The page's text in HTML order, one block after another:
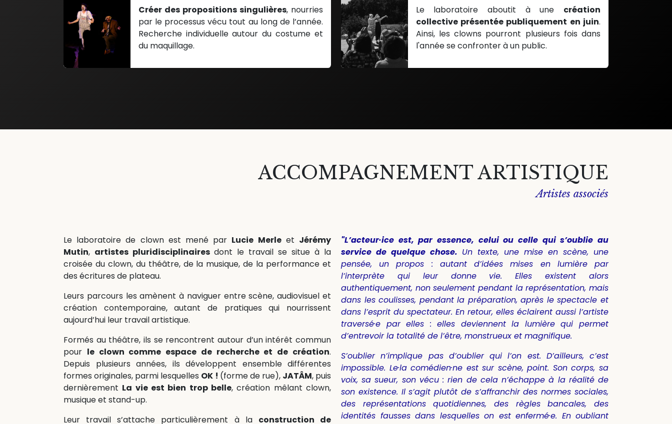
Créer des propositions singulières, nourries
par le processus vécu tout au long de l’année.
Recherche individuelle autour du costume et
du maquillage.
Le laboratoire aboutit à une création
collective présentée publiquement en juin.
Ainsi, les clowns pourront plusieurs fois dans
l'année se confronter à un public.
ACCOMPAGNEMENT ARTISTIQUE
Artistes associés
Le laboratoire de clown est mené par Lucie Merleet Jérémy
Mutin, artistes pluridisciplinaires dont le travail se situe à la
croisée du clown, du théâtre, de la musique, de la performance et
des écritures de plateau.
Leurs parcours les amènent à naviguer entre scène, audiovisuel et
création contemporaine, autant de pratiques qui nourrissent
aujourd’hui leur travail artistique.
Formés au théâtre, ils se rencontrent autour d’un intérêt commun
pour le clown comme espace de recherche et de création.
Depuis plusieurs années, ils développent ensemble différentes
formes originales, parmi lesquelles OK ! (forme de rue), JATÂM, puis
dernièrement La vie est bien trop belle, création mêlant clown,
musique et stand-up.
Leur travail s’attache particulièrement à la construction de
"L’acteur·ice est, par essence, celui ou celle qui s’oublie au
service de quelque chose. Un texte, une mise en scène, une
pensée, un propos : autant d’idées mises en lumière par
l’interprète qui leur donne vie. Elles existent alors
authentiquement, non seulement pendant la représentation, mais
dans les coulisses, pendant la préparation, après le spectacle et
dans l’esprit du spectateur. En retour, elles éclairent aussi l’artiste
traversé·e par elles : elles deviennent la lumière qui permet
d’entrevoir la totalité de l’être, monstrueux et magnifique.
S’oublier n’implique pas d’oublier qui l’on est. D’ailleurs, c’est
impossible. Le·la comédien·ne est sur scène, point. Son corps, sa
voix, sa sueur, son vécu : rien de cela n’échappe à la réalité de
son existence. Il s’agit plutôt de s’affranchir des normes sociales,
des représentations quotidiennes, des règles bancales, des
identités fausses dans lesquelles on est enfermé·e. En oubliant